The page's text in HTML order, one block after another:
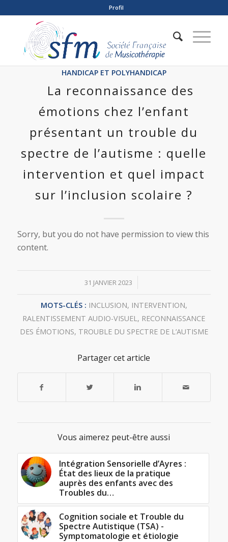
Profil
HANDICAP ET POLYHANDICAP
La reconnaissance des
émotions chez l’enfant
présentant un trouble du
spectre de l’autisme : quelle
intervention et quel impact
sur l’inclusion scolaire ?
Sorry, but you do not have permission to view this
content.
31 JANVIER 2023
/
MOTS-CLÉS : INCLUSION, INTERVENTION,
RALENTISSEMENT AUDIO-VISUEL, RECONNAISSANCE
DES ÉMOTIONS, TROUBLE DU SPECTRE DE L’AUTISME
Partager cet article
Vous aimerez peut-être aussi
Intégration Sensorielle d’Ayres :
État des lieux de la pratique
auprès des enfants avec des
Troubles du…
Cognition sociale et Trouble du
Spectre Autistique (TSA) -
Symptomatologie et étiologie